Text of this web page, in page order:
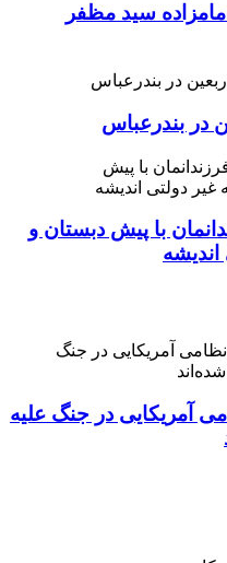
سید مظفر
در بندرعباس
با پیش دبستان و
آمریکایی در جنگ علیه